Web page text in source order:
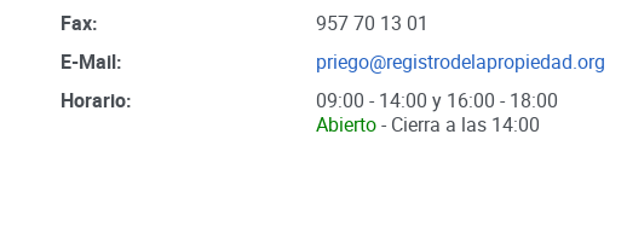
Fax:
957 70 13 01
E-Mail:
priego@registrodelapropiedad.org
Horario:
09:00 - 14:00 y 16:00 - 18:00
Abierto- Cierra a las 14:00